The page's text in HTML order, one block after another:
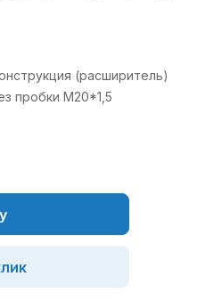
(расширитель)
пробки M20*1,5